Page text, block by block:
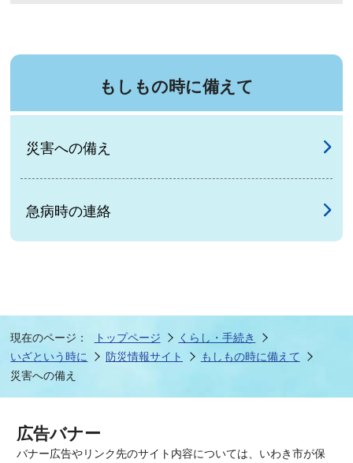
もしもの時に備えて
災害への備え
急病時の連絡
現在のページ： トップページ
くらし・手続き
いざという時に
防災情報サイト
もしもの時に備えて
災害への備え
広告バナー
バナー広告やリンク先のサイト内容については、いわき市が保